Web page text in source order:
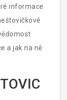
ten-
informace
a jak na ně